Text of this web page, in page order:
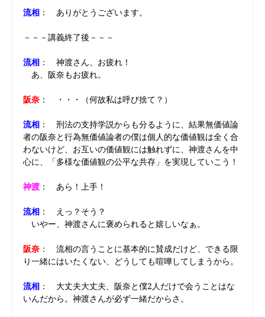
流相： ありがとうございます。
－－－講義終了後－－－
流相： 神渡さん、お疲れ！
あ、阪奈もお疲れ。
阪奈： ・・・（何故私は呼び捨て？）
流相： 刑法の支持学説からも分るように、結果無価値論
者の阪奈と行為無価値論者の僕は個人的な価値観は全く合
わないけど、お互いの価値観には触れずに、神渡さんを中
心に、「多様な価値観の公平な共存」を実現していこう！
神渡： あら！上手！
流相： えっ？そう？
いやー、神渡さんに褒められると嬉しいなぁ。
阪奈： 流相の言うことに基本的に賛成だけど、できる限
り一緒にはいたくない、どうしても喧嘩してしまうから。
流相： 大丈夫大丈夫、阪奈と僕2人だけで会うことはな
いんだから。神渡さんが必ず一緒だからさ。